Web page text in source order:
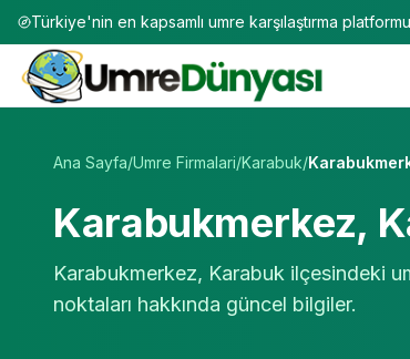
Türkiye'nin en kapsamlı umre karşılaştırma platformu
Ana Sayfa/Umre Firmalari/Karabuk/
Karabukmerkez,
Karabukmerkez, Karabuk ilçesindeki
noktaları hakkında güncel bilgiler.